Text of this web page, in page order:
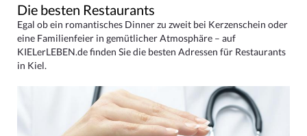
Die besten Restaurants
Egal ob ein romantisches Dinner zu zweit bei Kerzenschein oder
eine Familienfeier in gemütlicher Atmosphäre – auf
KIELerLEBEN.de finden Sie die besten Adressen für Restaurants
in Kiel.